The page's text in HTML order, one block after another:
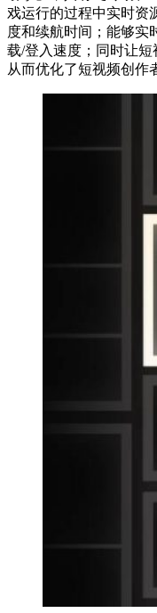
戏运行的过程中实时资
度和续航时间；能够实
载/登入速度；同时让短
从而优化了短视频创作